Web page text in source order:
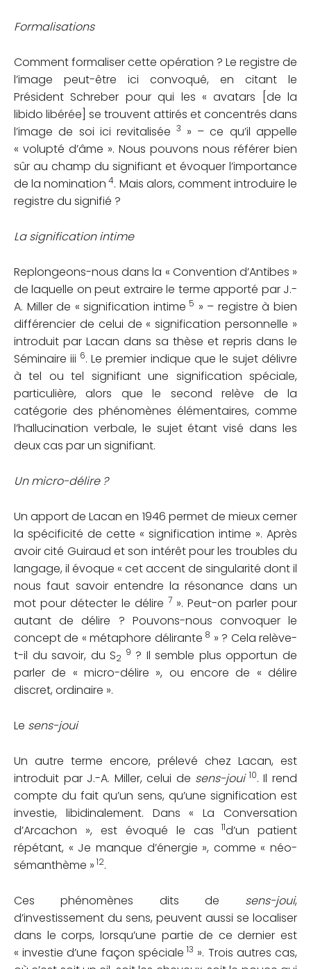
Formalisations
Comment formaliser cette opération ? Le registre de
l’image peut-être ici convoqué, en citant le
Président Schreber pour qui les « avatars [de la
libido libérée] se trouvent attirés et concentrés dans
l’image de soi ici revitalisée 3 » – ce qu’il appelle
« volupté d’âme ». Nous pouvons nous référer bien
sûr au champ du signifiant et évoquer l’importance
de la nomination 4. Mais alors, comment introduire le
registre du signifié ?
La signification intime
Replongeons-nous dans la « Convention d’Antibes »
de laquelle on peut extraire le terme apporté par J.-
A. Miller de « signification intime 5 » – registre à bien
différencier de celui de « signification personnelle »
introduit par Lacan dans sa thèse et repris dans le
Séminaire iii 6. Le premier indique que le sujet délivre
à tel ou tel signifiant une signification spéciale,
particulière, alors que le second relève de la
catégorie des phénomènes élémentaires, comme
l’hallucination verbale, le sujet étant visé dans les
deux cas par un signifiant.
Un micro-délire ?
Un apport de Lacan en 1946 permet de mieux cerner
la spécificité de cette « signification intime ». Après
avoir cité Guiraud et son intérêt pour les troubles du
langage, il évoque « cet accent de singularité dont il
nous faut savoir entendre la résonance dans un
mot pour détecter le délire 7». Peut-on parler pour
autant de délire ? Pouvons-nous convoquer le
concept de « métaphore délirante 8 » ? Cela relève-
t-il du savoir, du S2
9 ? Il semble plus opportun de
parler de « micro-délire », ou encore de « délire
discret, ordinaire ».
Le sens-joui
Un autre terme encore, prélevé chez Lacan, est
introduit par J.-A. Miller, celui de sens-joui10. Il rend
compte du fait qu’un sens, qu’une signification est
investie, libidinalement. Dans « La Conversation
d’Arcachon », est évoqué le cas 11d’un patient
répétant, « Je manque d’énergie », comme « néo-
sémanthème » 12.
Ces phénomènes dits de sens-joui,
d’investissement du sens, peuvent aussi se localiser
dans le corps, lorsqu’une partie de ce dernier est
« investie d’une façon spéciale 13 ». Trois autres cas,